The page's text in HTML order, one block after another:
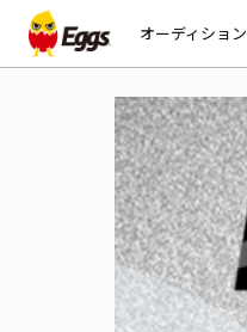
オーディション